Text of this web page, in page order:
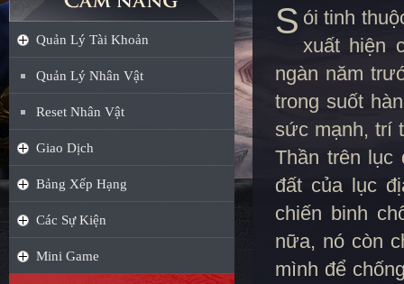
Quản Lý Tài Khoản
Quản Lý Nhân Vật
Reset Nhân Vật
Giao Dịch
Bảng Xếp Hạng
Các Sự Kiện
Mini Game
S ói tinh
xuất hiện
ngàn năm
trong suốt
sức mạnh, trí
Thần trên lục
đất của lục
chiến binh
nữa, nó còn
mình để